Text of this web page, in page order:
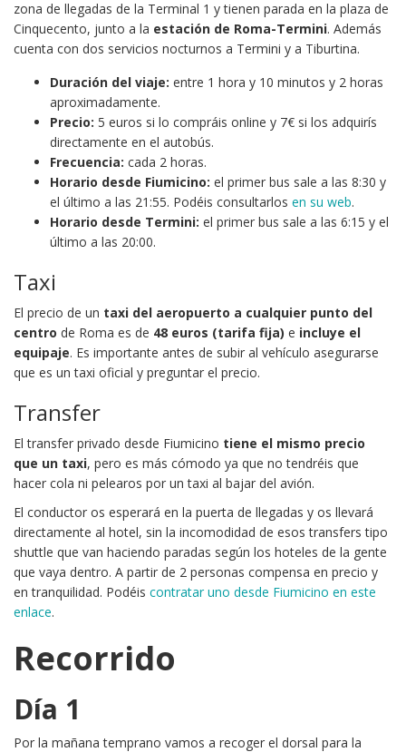
zona de llegadas de la Terminal 1 y tienen parada en la plaza de
Cinquecento, junto a la estación de Roma-Termini. Además
cuenta con dos servicios nocturnos a Termini y a Tiburtina.
Duración del viaje: entre 1 hora y 10 minutos y 2 horas
aproximadamente.
Precio: 5 euros si lo compráis online y 7€ si los adquirís
directamente en el autobús.
Frecuencia: cada 2 horas.
Horario desde Fiumicino: el primer bus sale a las 8:30 y
el último a las 21:55. Podéis consultarlos en su web.
Horario desde Termini: el primer bus sale a las 6:15 y el
último a las 20:00.
Taxi
El precio de un taxi del aeropuerto a cualquier punto del
centro de Roma es de 48 euros (tarifa fija) e incluye el
equipaje. Es importante antes de subir al vehículo asegurarse
que es un taxi oficial y preguntar el precio.
Transfer
El transfer privado desde Fiumicino tiene el mismo precio
que un taxi, pero es más cómodo ya que no tendréis que
hacer cola ni pelearos por un taxi al bajar del avión.
El conductor os esperará en la puerta de llegadas y os llevará
directamente al hotel, sin la incomodidad de esos transfers tipo
shuttle que van haciendo paradas según los hoteles de la gente
que vaya dentro. A partir de 2 personas compensa en precio y
en tranquilidad. Podéis contratar uno desde Fiumicino en este
enlace.
Recorrido
Día 1
Por la mañana temprano vamos a recoger el dorsal para la